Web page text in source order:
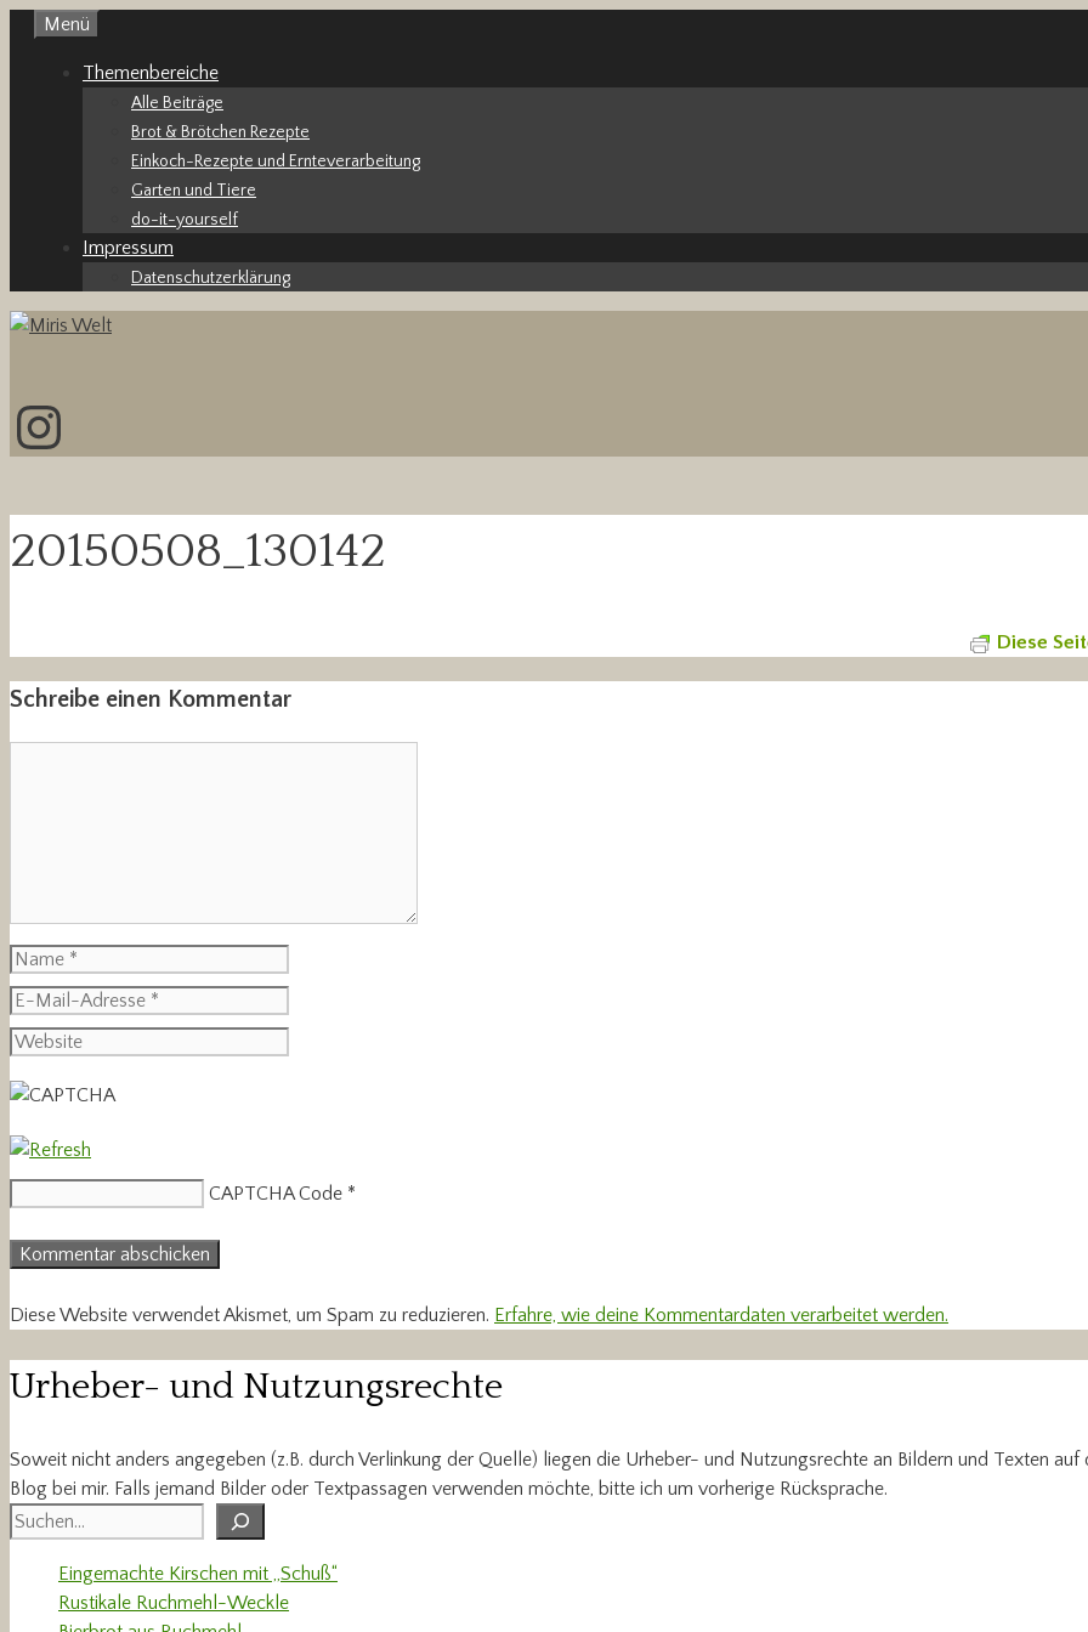
springen
Menü
Themenbereiche
Alle Beiträge
Brot & Brötchen Rezepte
Einkoch-Rezepte und Ernteverarbeitung
Garten und Tiere
do-it-yourself
Impressum
Datenschutzerklärung
Instagram
20150508_130142
Diese
Schreibe einen Kommentar
Name
E-
Mail-
Adresse
Website
CAPTCHA Code *
Diese Website verwendet Akismet, um Spam zu reduzieren. Erfahre, wie deine Kommentardaten verarbeitet werden.
Urheber- und Nutzungsrechte
Soweit nicht anders angegeben (z.B. durch Verlinkung der Quelle) liegen die Urheber- und Nutzungsrechte an Bildern und Texten auf
Blog bei mir. Falls jemand Bilder oder Textpassagen verwenden möchte, bitte ich um vorherige Rücksprache.
Suchen
Eingemachte Kirschen mit „Schuß“
Rustikale Ruchmehl-Weckle